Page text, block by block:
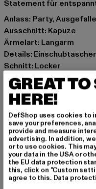
Statement für
Anlass: Party,
Ausschnitt: Kapuze
Ärmelart: Langarm
Details:
Schnitt: Locker
Marke: Urban Classics
Kat.: Bekleidung
Farbe: grau
Hersteller Farbe: black/
Art.Nr: TB4531-02940
Hersteller: TB
Dr.-Robert-Murjahn-
DE
GREAT TO
HERE!
DefShop uses cookies to
save your preferences,
provide and measure
advertising. In addition,
or to use cookies. This
your data in the USA or
the EU data protection
this, click on "Custom
agree to this. Data